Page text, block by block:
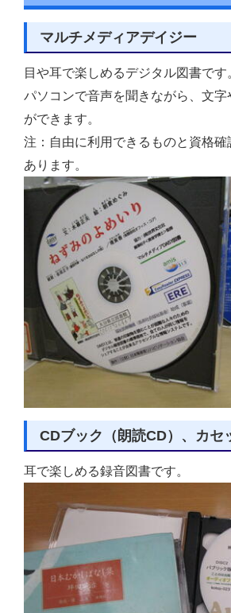
マルチメディアデイジー
目や耳で楽しめるデジタル図書です
パソコンで音声を聞きながら、文字
ができます。
注：自由に利用できるものと資格
あります。
CDブック（朗読CD）、カセ
耳で楽しめる録音図書です。